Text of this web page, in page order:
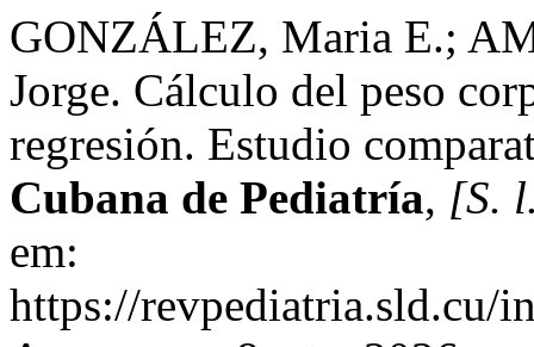
GONZÁLEZ, Maria E.;
Jorge. Cálculo del peso
regresión. Estudio
Cubana de Pediatría, [S.
em:
https://revpediatria.sld.cu/